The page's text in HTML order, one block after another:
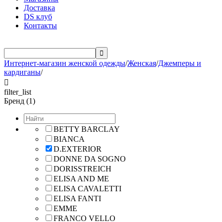
Доставка
DS клуб
Контакты

Интернет-магазин женской одежды/Женская/Джемперы и
кардиганы/

filter_list
Бренд (1)
BETTY BARCLAY
BIANCA
D.EXTERIOR
DONNE DA SOGNO
DORISSTREICH
ELISA AND ME
ELISA CAVALETTI
ELISA FANTI
EMME
FRANCO VELLO